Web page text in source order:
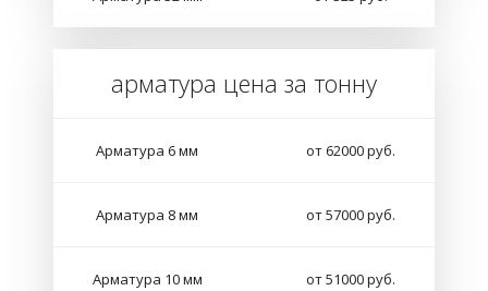
арматура цена за тонну
Арматура 6 мм от 62000 руб.
Арматура 8 мм от 57000 руб.
Арматура 10 мм от 51000 руб.